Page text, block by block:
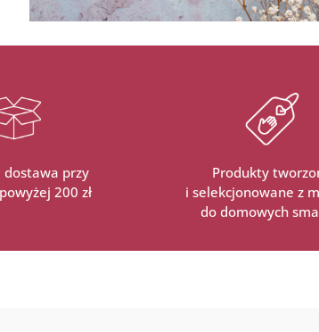
dostawa przy
200 zł
Produkty
i selekcjonowane z
do domowych